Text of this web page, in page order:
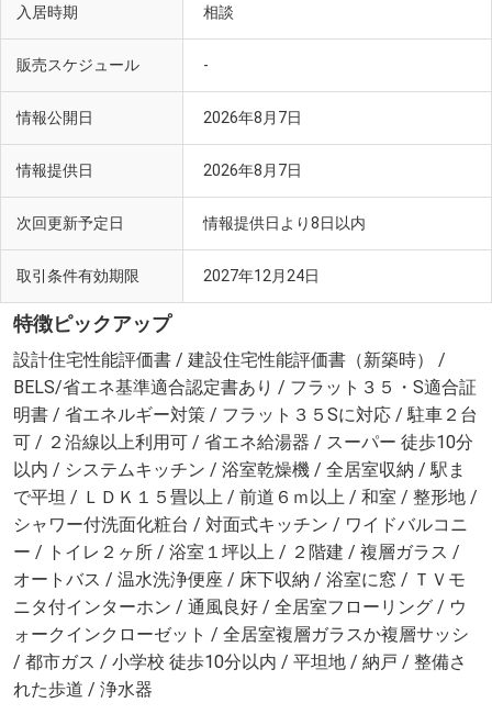
入居時期 相談
販売スケジュール -
情報公開日 2026年8月7日
情報提供日 2026年8月7日
次回更新予定日 情報提供日より8日以内
取引条件有効期限 2027年12月24日
特徴ピックアップ
設計住宅性能評価書 / 建設住宅性能評価書（新築時） /
BELS/省エネ基準適合認定書あり / フラット３５・S適合証
明書 / 省エネルギー対策 / フラット３５Sに対応 / 駐車２台
可 / ２沿線以上利用可 / 省エネ給湯器 / スーパー 徒歩10分
以内 / システムキッチン / 浴室乾燥機 / 全居室収納 / 駅ま
で平坦 / ＬＤＫ１５畳以上 / 前道６ｍ以上 / 和室 / 整形地 /
シャワー付洗面化粧台 / 対面式キッチン / ワイドバルコニ
ー / トイレ２ヶ所 / 浴室１坪以上 / ２階建 / 複層ガラス /
オートバス / 温水洗浄便座 / 床下収納 / 浴室に窓 / ＴＶモ
ニタ付インターホン / 通風良好 / 全居室フローリング / ウ
ォークインクローゼット / 全居室複層ガラスか複層サッシ
/ 都市ガス / 小学校 徒歩10分以内 / 平坦地 / 納戸 / 整備さ
れた歩道 / 浄水器